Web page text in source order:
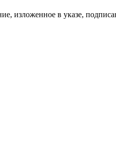
изложенное в указе,